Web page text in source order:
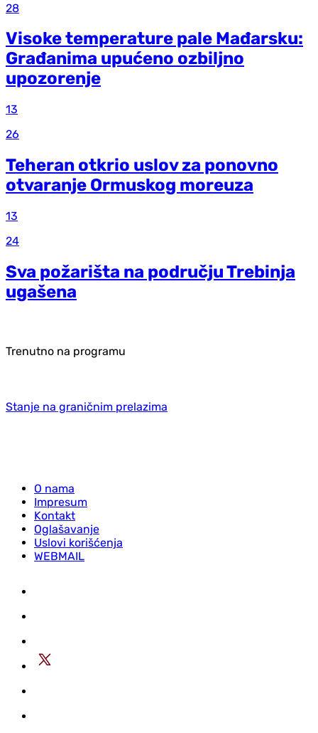
28
Visoke temperature pale Mađarsku:
Građanima upućeno ozbiljno
upozorenje
13
26
Teheran otkrio uslov za ponovno
otvaranje Ormuskog moreuza
13
24
Sva požarišta na području Trebinja
ugašena
Trenutno na programu
Stanje na graničnim prelazima
O nama
Impresum
Kontakt
Oglašavanje
Uslovi korišćenja
WEBMAIL